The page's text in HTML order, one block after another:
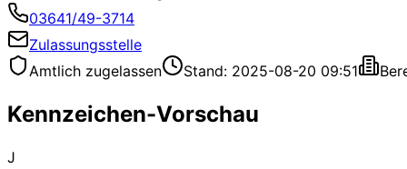
03641/49-3714
Zulassungsstelle
Amtlich zugelassen
Stand: 2025-08-20 09:51
Kennzeichen-Vorschau
J